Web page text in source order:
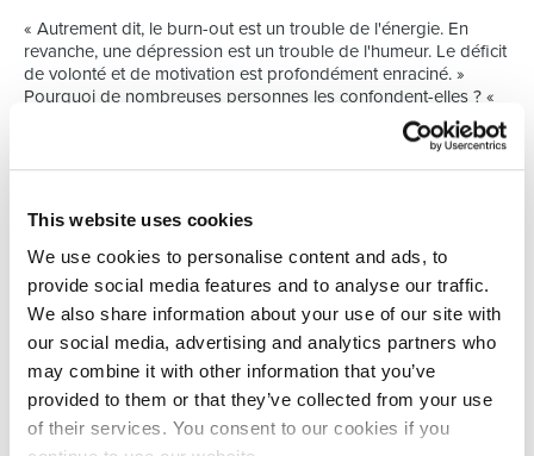
This website uses cookies
We use cookies to personalise content and ads, to
provide social media features and to analyse our traffic.
We also share information about your use of our site with
our social media, advertising and analytics partners who
may combine it with other information that you’ve
provided to them or that they’ve collected from your use
of their services. You consent to our cookies if you
« Autrement dit, le burn-out est un trouble de l'énergie. En
revanche, une dépression est un trouble de l'humeur. Le déficit
de volonté et de motivation est profondément enraciné. »
Pourquoi de nombreuses personnes les confondent-elles ? «
Ils observent des symptômes similaires mais en concluent trop
rapidement qu'il s'agit de troubles psychiques ou de la
personnalité. En outre, le burn-out est une problématique
différemment. Un burn-out peut déboucher sur une dépression
mais pas nécessairement s'il est traité par la bonne personne
dans un cadre approprié. »
SOYEZ ACTIF ET MANGEZ CE QUE L'HIVER PROPOSE
Si le « Blue Monday » est une invention marketing, certaines
personnes constatent cependant une baisse de leur niveau
d'énergie au cours de cette période sombre. Et même s'il n'est
pas question de burn-out ou de dépression, ce manque de
luminosité peut peser sur le moral. Le remède est très facile,
estime Mathieu : « Vous sentez que vous traversez un moment